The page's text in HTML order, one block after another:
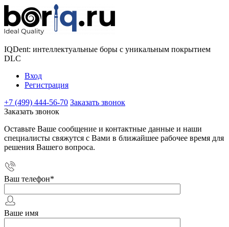
IQDent: интеллектуальные боры с уникальным покрытием
DLC
Вход
Регистрация
+7 (499) 444-56-70 Заказать звонок
Заказать звонок
Оставьте Ваше сообщение и контактные данные и наши
специалисты свяжутся с Вами в ближайшее рабочее время для
решения Вашего вопроса.
Ваш телефон*
Ваше имя